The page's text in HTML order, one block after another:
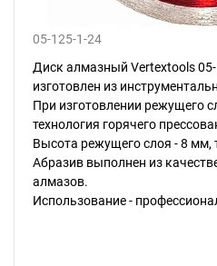
05-125-1-24
Диск алмазный Vertextools
изготовлен из
При изготовлении режущего
технология горячего
Высота режущего слоя - 8 мм,
Абразив выполнен из
алмазов.
Использование -